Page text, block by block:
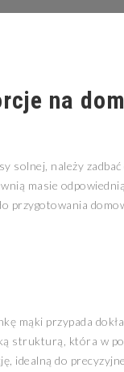
na
solnej, należy
masie
przygotowania
mąki przypada
strukturą, która w
idealną do